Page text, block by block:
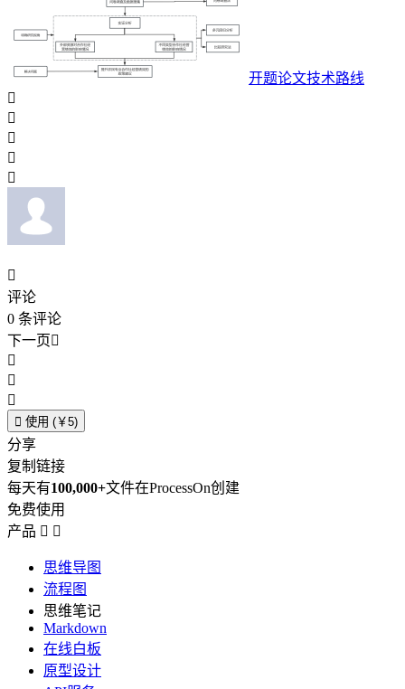
开题论文技术路线






评论
0 条评论
下一页



 使用 (￥5)
分享
复制链接
每天有100,000+文件在ProcessOn创建
免费使用
产品  
思维导图
流程图
思维笔记
Markdown
在线白板
原型设计